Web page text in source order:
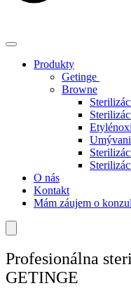
Produkty
Getinge
Browne
O nás
Kontakt
Mám záujem o
Profesionálna
GETINGE